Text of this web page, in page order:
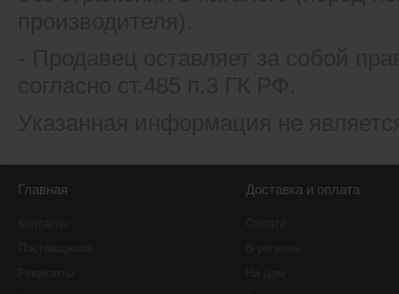
Главная Доставка и оплата